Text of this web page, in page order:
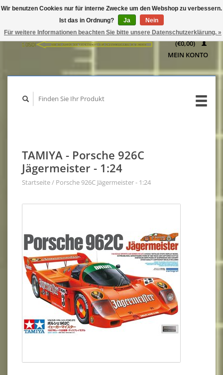
WARENKORB
(€0,00)
MEIN KONTO
TAMIYA - Porsche 926C
Jägermeister - 1:24
Startseite/ Porsche 926C Jägermeister - 1:24
Wir benutzen Cookies nur für interne Zwecke um den Webshop zu verbessern.
Ist das in Ordnung?
Ja
Nein
Für weitere Informationen beachten Sie bitte unsere Datenschutzerklärung. »